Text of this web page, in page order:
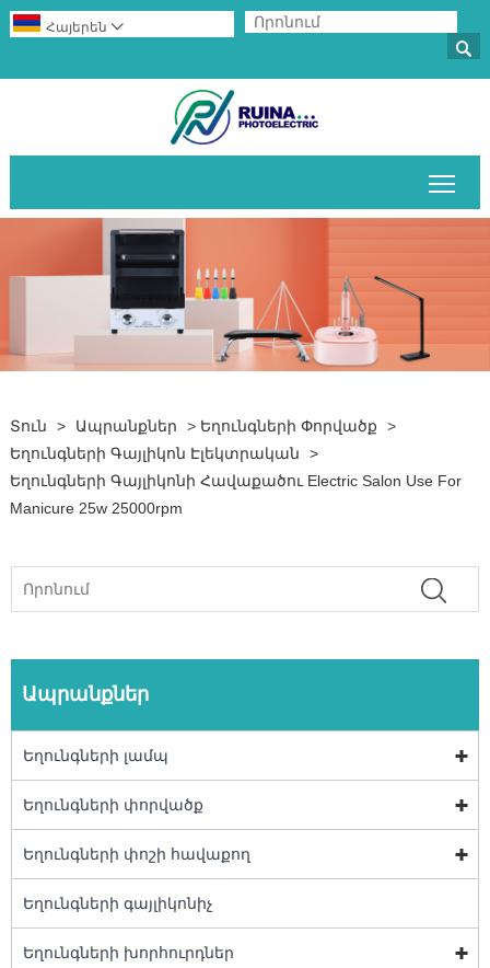

Հայերեն 
Տուն > Ապրանքներ > Եղունգների Փորվածք
>
Եղունգների Գայլիկոն Էլեկտրական
>
Եղունգների Գայլիկոնի Հավաքածու Electric Salon Use For
Manicure 25w 25000rpm
Ապրանքներ
Եղունգների լամպ
Եղունգների փորվածք
Եղունգների փոշի հավաքող
Եղունգների գայլիկոնիչ
Եղունգների խորհուրդներ